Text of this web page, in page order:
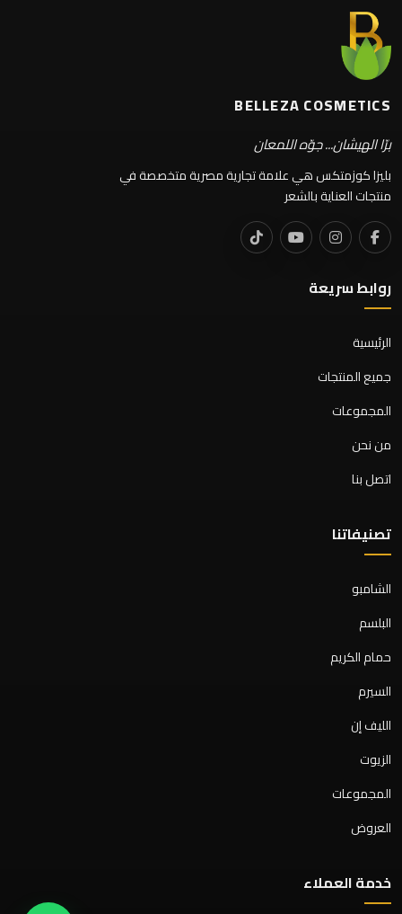
BELLEZA COSMETICS
برّا الهيشان... جوّه اللمعان
بليزا كوزمتكس هي علامة تجارية مصرية متخصصة في
منتجات العناية بالشعر
روابط سريعة
الرئيسية
جميع المنتجات
المجموعات
من نحن
اتصل بنا
تصنيفاتنا
الشامبو
البلسم
حمام الكريم
السيرم
الليف إن
الزيوت
المجموعات
العروض
خدمة العملاء